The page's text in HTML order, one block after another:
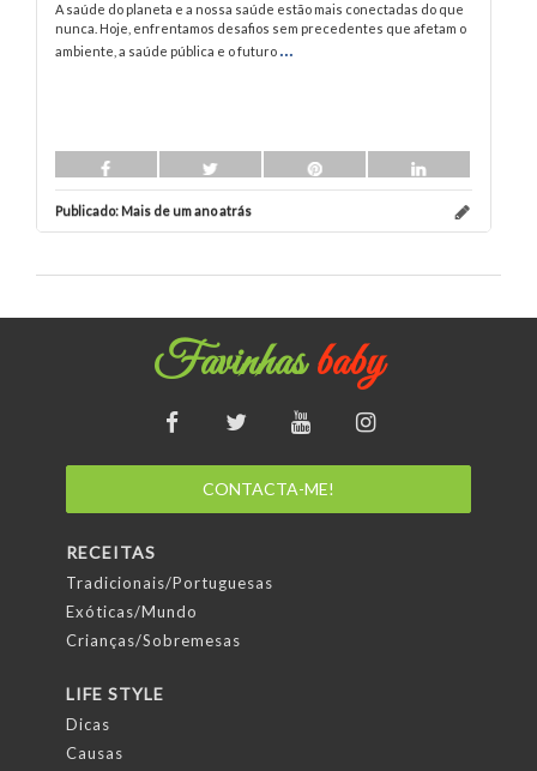
A saúde do planeta e a nossa saúde estão mais conectadas do que
nunca. Hoje, enfrentamos desafios sem precedentes que afetam o
ambiente, a saúde pública e o futuro ...
Publicado: Mais de um ano atrás
Favinhasbaby
CONTACTA-ME!
RECEITAS
Tradicionais/Portuguesas
Exóticas/Mundo
Crianças/Sobremesas
LIFE STYLE
Dicas
Causas